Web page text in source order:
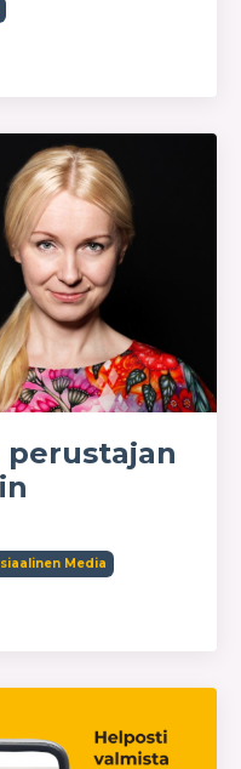
perustajan
Media